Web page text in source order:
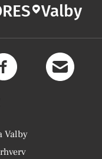
Valby
Valby